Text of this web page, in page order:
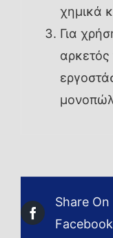
χημικά
Για
Share On
Facebook